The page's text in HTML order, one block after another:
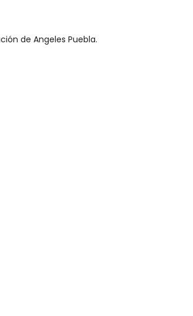
de Angeles Puebla.